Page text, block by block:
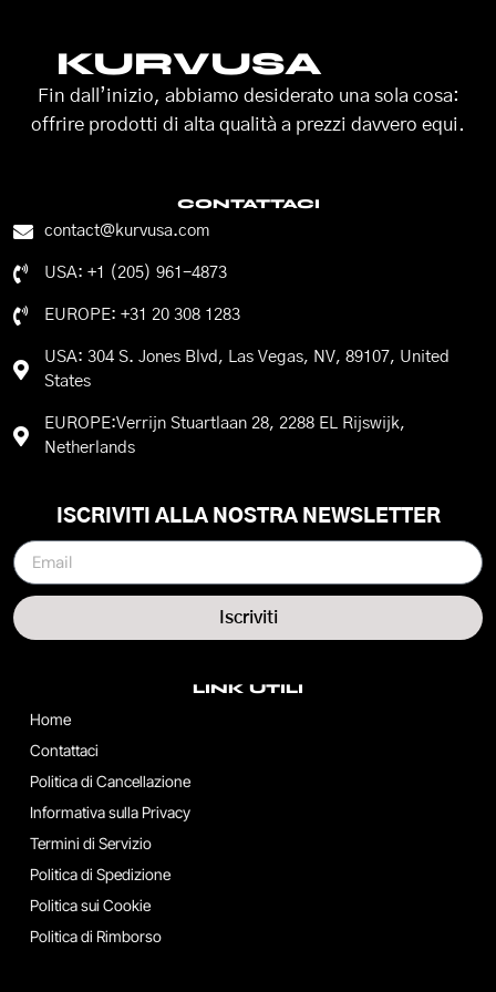
KURVUSA
Fin dall’inizio, abbiamo desiderato una sola cosa:
offrire prodotti di alta qualità a prezzi davvero equi.
CONTATTACI
contact@kurvusa.com
USA: +1 (205) 961-4873
EUROPE: +31 20 308 1283
USA: 304 S. Jones Blvd, Las Vegas, NV, 89107, United
States
EUROPE:Verrijn Stuartlaan 28, 2288 EL Rijswijk,
Netherlands
LINK UTILI
Home
Contattaci
Politica di Cancellazione
Informativa sulla Privacy
Termini di Servizio
Politica di Spedizione
Politica sui Cookie
Politica di Rimborso
ISCRIVITI ALLA NOSTRA NEWSLETTER
Iscriviti